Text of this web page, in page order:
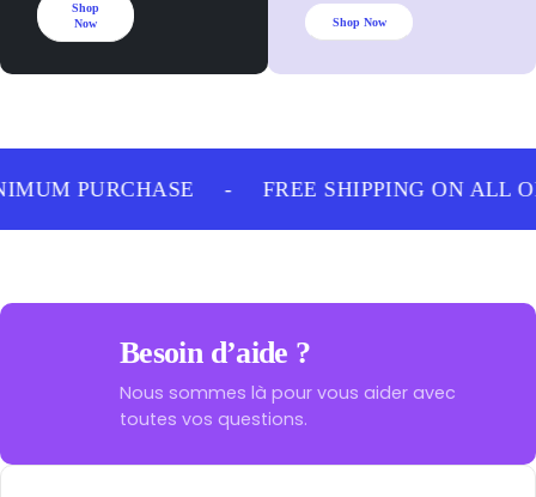
Shop
Now
Shop Now
PURCHASE - FREE SHIPPING ON ALL
Besoin d’aide ?
Nous sommes là pour vous aider avec
toutes vos questions.